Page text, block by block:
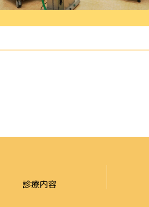
診療内容